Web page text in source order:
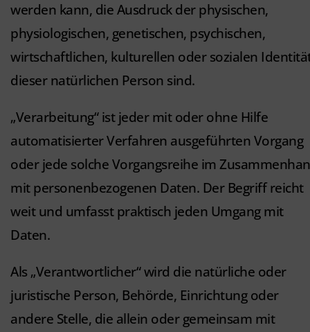
werden kann, die Ausdruck der physischen,
physiologischen, genetischen, psychischen,
wirtschaftlichen, kulturellen oder sozialen
dieser natürlichen Person sind.
„Verarbeitung“ ist jeder mit oder ohne Hilfe
automatisierter Verfahren ausgeführten Vorgang
oder jede solche Vorgangsreihe im
mit personenbezogenen Daten. Der Begriff reicht
weit und umfasst praktisch jeden Umgang mit
Daten.
Als „Verantwortlicher“ wird die natürliche oder
juristische Person, Behörde, Einrichtung oder
andere Stelle, die allein oder gemeinsam mit